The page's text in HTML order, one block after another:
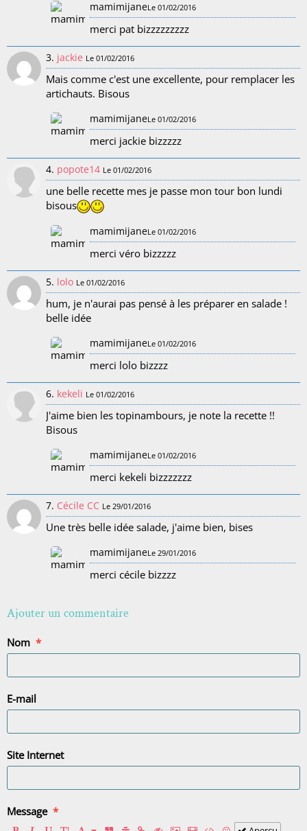
mamimijaneLe 01/02/2016
merci pat bizzzzzzzzz
3. jackie Le 01/02/2016
Mais comme c'est une excellente, pour remplacer les
artichauts. Bisous
mamimijaneLe 01/02/2016
merci jackie bizzzzz
4. popote14 Le 01/02/2016
une belle recette mes je passe mon tour bon lundi
bisous
mamimijaneLe 01/02/2016
merci véro bizzzzz
5. lolo Le 01/02/2016
hum, je n'aurai pas pensé à les préparer en salade !
belle idée
mamimijaneLe 01/02/2016
merci lolo bizzzz
6. kekeli Le 01/02/2016
J'aime bien les topinambours, je note la recette !!
Bisous
mamimijaneLe 01/02/2016
merci kekeli bizzzzzzz
7. Cécile CC Le 29/01/2016
Une très belle idée salade, j'aime bien, bises
mamimijaneLe 29/01/2016
merci cécile bizzzz
Ajouter un commentaire
Nom
E-mail
Site Internet
Message